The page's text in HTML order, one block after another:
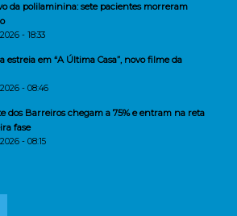
da polilaminina: sete pacientes morreram
- 18:33
estreia em “A Última Casa”, novo filme da
- 08:46
dos Barreiros chegam a 75% e entram na reta
fase
- 08:15